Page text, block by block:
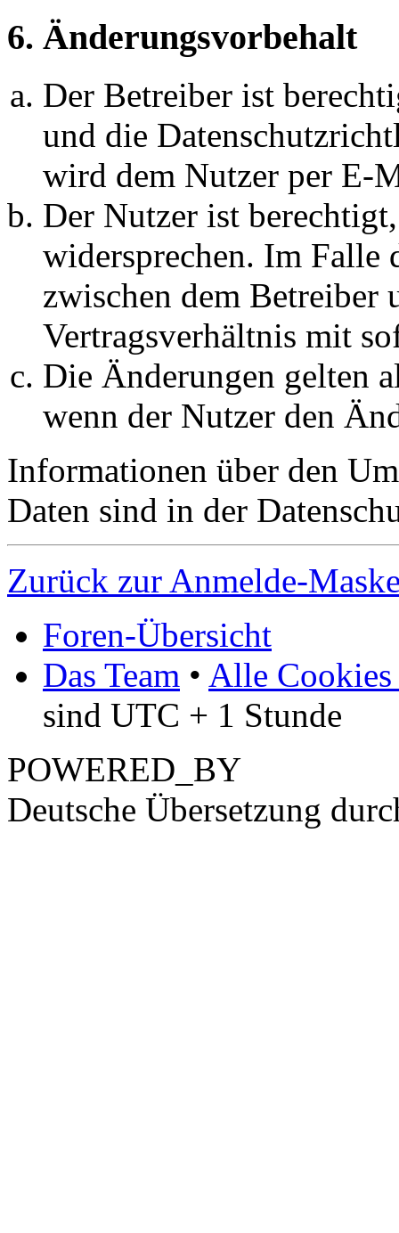
6. Änderungsvorbehalt
Der Betreiber ist
und die
wird dem Nutzer per E-
Der Nutzer ist
widersprechen. Im Falle
zwischen dem Betreiber
Vertragsverhältnis mit
Die Änderungen gelten
wenn der Nutzer den
Informationen über den
Daten sind in der
Zurück zur Anmelde-
Foren-Übersicht
Das Team • Alle Cookies
sind UTC + 1 Stunde
POWERED_BY
Deutsche Übersetzung